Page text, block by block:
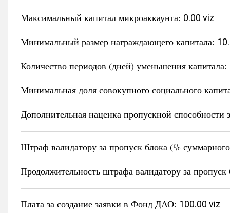
Максимальный капитал микроаккаунта: 0.00 viz
Минимальный размер награждающего капитала:
Количество периодов (дней) уменьшения капитала:
Минимальная доля совокупного социального
Дополнительная наценка пропускной
Штраф валидатору за пропуск блока (%
Продолжительность штрафа валидатору за
Плата за создание заявки в Фонд ДАО: 100.00 viz